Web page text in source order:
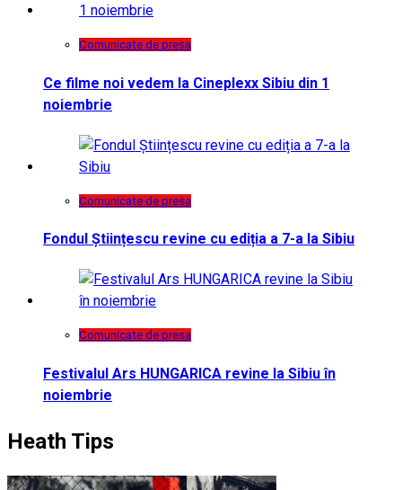
Comunicate de presa
Ce filme noi vedem la Cineplexx Sibiu din 1
noiembrie
Comunicate de presa
Fondul Științescu revine cu ediția a 7-a la Sibiu
Comunicate de presa
Festivalul Ars HUNGARICA revine la Sibiu în
noiembrie
Heath Tips